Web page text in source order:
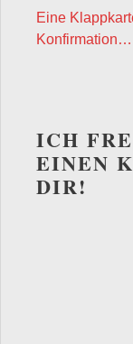
Eine
Konfirmation…
ICH
EINEN
DIR!